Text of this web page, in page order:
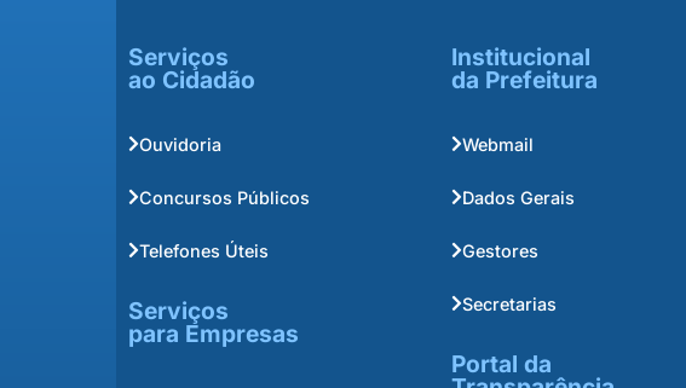
Serviços
ao Cidadão
Ouvidoria
Concursos Públicos
Telefones Úteis
Serviços
para Empresas
Institucional
da Prefeitura
Webmail
Dados Gerais
Gestores
Secretarias
Portal da